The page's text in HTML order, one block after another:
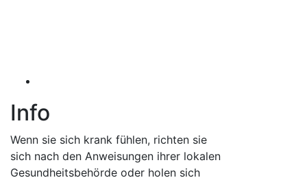
Info
Wenn sie sich krank fühlen, richten sie
sich nach den Anweisungen ihrer lokalen
Gesundheitsbehörde oder holen sich